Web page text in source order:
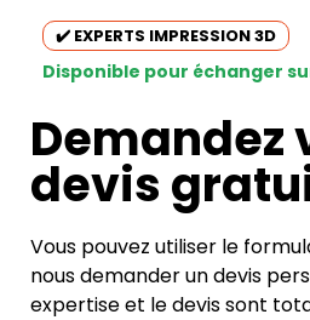
✔️ EXPERTS IMPRESSION 3D
Disponible pour échanger
Demandez
devis
Vous pouvez utiliser le
nous demander un devis
expertise et le devis sont